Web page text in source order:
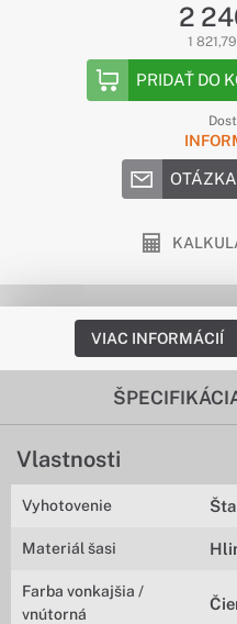
2
1
PRIDAŤ DO
VIAC INFORMÁCIÍ
Vlastnosti
Vyhotovenie
Materiál šasi
Farba vonkajšia /
vnútorná